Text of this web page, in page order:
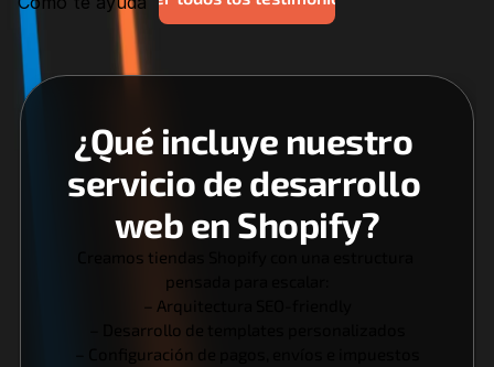
¿Qué incluye nuestro
servicio de desarrollo
web en Shopify?
Creamos tiendas Shopify con una estructura
pensada para escalar:
– Arquitectura SEO-friendly
– Desarrollo de templates personalizados
– Configuración de pagos, envíos e impuestos